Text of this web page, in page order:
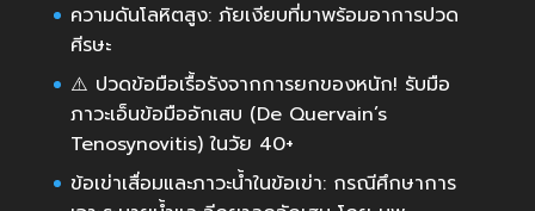
ความดันโลหิตสูง: ภัยเงียบที่มาพร้อมอาการปวด
ศีรษะ
⚠️ ปวดข้อมือเรื้อรังจากการยกของหนัก! รับมือ
ภาวะเอ็นข้อมืออักเสบ (De Quervain’s
Tenosynovitis) ในวัย 40+
ข้อเข่าเสื่อมและภาวะน้ำในข้อเข่า: กรณีศึกษาการ